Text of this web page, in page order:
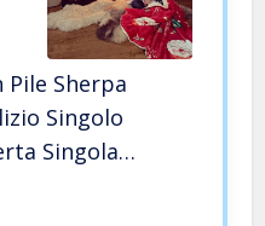
Sherpa
Singolo
Singola
Divano Festa